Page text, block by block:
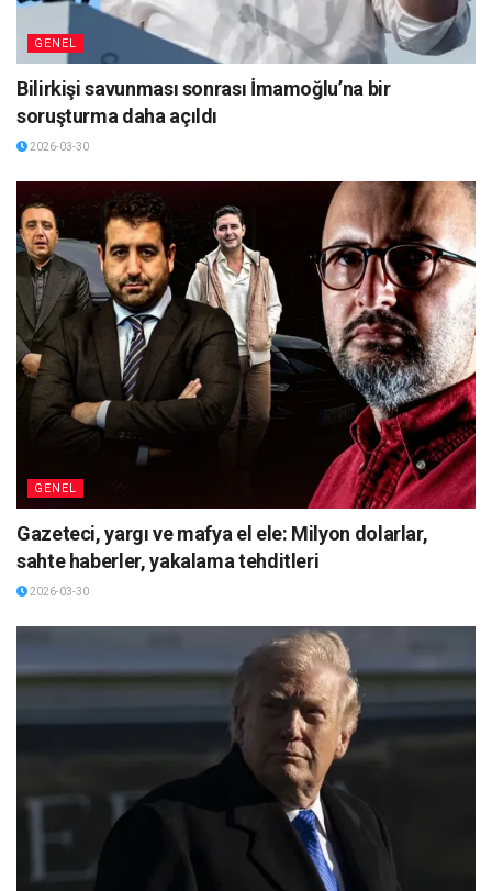
GENEL
Bilirkişi savunması sonrası İmamoğlu’na bir
soruşturma daha açıldı
2026-03-30
GENEL
Gazeteci, yargı ve mafya el ele: Milyon dolarlar,
sahte haberler, yakalama tehditleri
2026-03-30